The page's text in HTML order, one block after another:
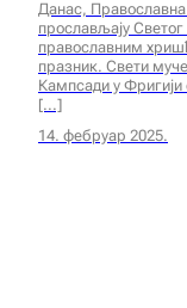
Данас,
прослављају
православним
празник. Свети
Кампсади у
14. фебруар 2025.